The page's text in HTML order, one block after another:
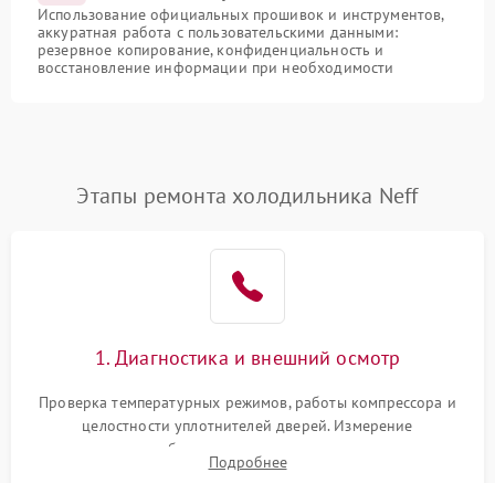
Использование официальных прошивок и инструментов,
аккуратная работа с пользовательскими данными:
резервное копирование, конфиденциальность и
восстановление информации при необходимости
Этапы ремонта холодильника Neff
1. Диагностика и внешний осмотр
Проверка температурных режимов, работы компрессора и
целостности уплотнителей дверей. Измерение
сопротивления обмоток мотора, проверка термостата и
считывание кодов ошибок с электронного дисплея.
Подробнее